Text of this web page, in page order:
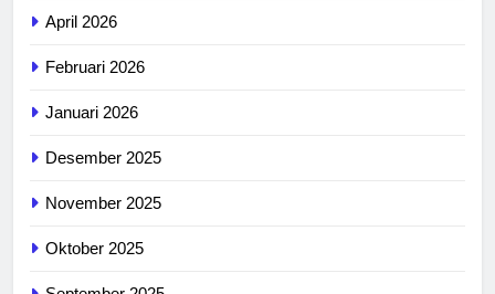
April 2026
Februari 2026
Januari 2026
Desember 2025
November 2025
Oktober 2025